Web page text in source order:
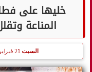
خليها على
المناعة
السبت